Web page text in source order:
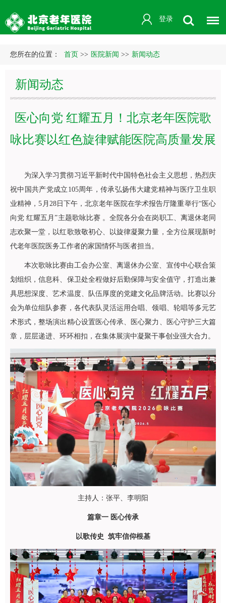
登录
您所在的位置： 首页 >> 医院新闻 >> 新闻动态
新闻动态
医心向党 红耀五月！北京老年医院歌
咏比赛以红色旋律赋能医院高质量发展
为深入学习贯彻习近平新时代中国特色社会主义思想，热烈庆
祝中国共产党成立105周年，传承弘扬伟大建党精神与医疗卫生职
业精神，5月28日下午，北京老年医院在学术报告厅隆重举行“医心
向党 红耀五月”主题歌咏比赛 。全院各分会在岗职工、离退休老同
志欢聚一堂，以红歌致敬初心、以旋律凝聚力量，全方位展现新时
代老年医院医务工作者的家国情怀与医者担当。
本次歌咏比赛由工会办公室、离退休办公室、宣传中心联合策
划组织，信息科、保卫处全程做好后勤保障与安全值守，打造出兼
具思想深度、艺术温度、队伍厚度的党建文化品牌活动。比赛以分
会为单位组队参赛，各代表队灵活运用合唱、领唱、轮唱等多元艺
术形式，整场演出精心设置医心传承、医心聚力、医心守护三大篇
章，层层递进、环环相扣，在集体展演中凝聚干事创业强大合力。
主持人：张平、李明阳
篇章一 医心传承
以歌传史 筑牢信仰根基